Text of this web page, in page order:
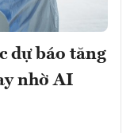
dự báo tăng
nhờ AI